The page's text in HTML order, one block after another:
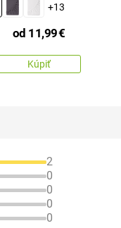
+13
od 11,99€
Kúpiť
2
0
0
0
0